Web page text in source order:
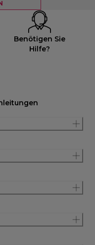
Benötigen Sie
Hilfe?